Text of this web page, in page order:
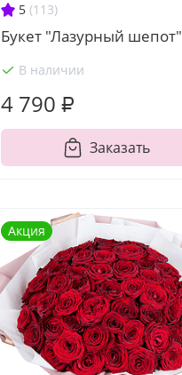
5 (113)
Букет "Лазурный шепот"
В наличии
4 790 ₽
Заказать
Акция